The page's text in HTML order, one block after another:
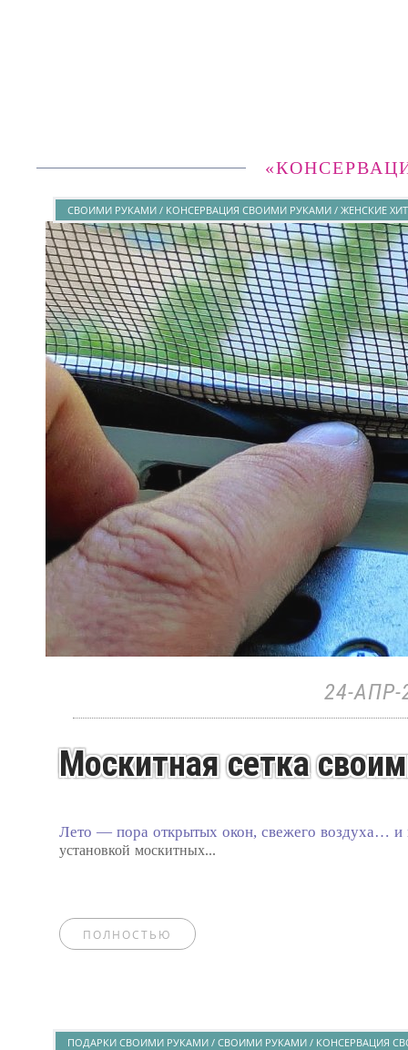
СВОИМИ РУКАМИ / КОНСЕРВАЦИЯ СВОИМИ РУКАМИ / ЖЕНСКИЕ
24-АПР-
Москитная сетка
Лето — пора открытых окон, свежего воздуха…
установкой москитных...
ПОЛНОСТЬЮ
ПОДАРКИ СВОИМИ РУКАМИ / СВОИМИ РУКАМИ / КОНСЕРВАЦИЯ